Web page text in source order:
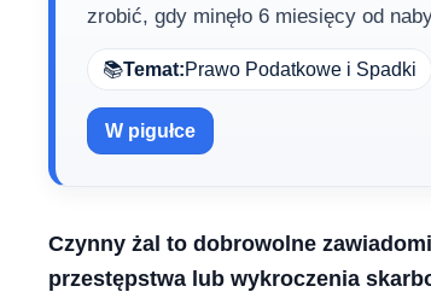
zrobić, gdy minęło 6 miesięcy od
📚Temat:Prawo Podatkowe i Spadki
W pigułce
Czynny żal to dobrowolne
przestępstwa lub wykroczenia